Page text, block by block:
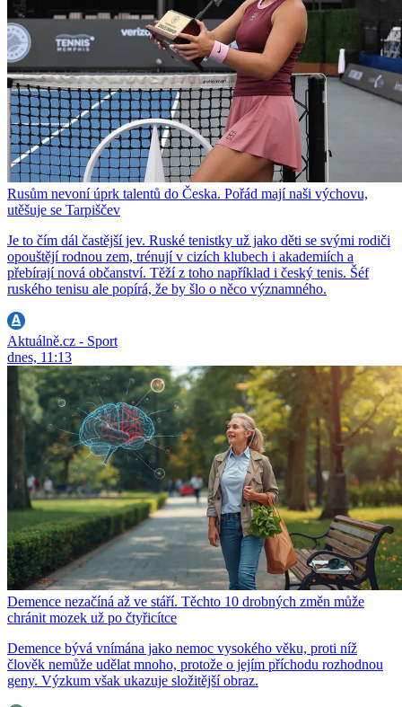
Rusům nevoní úprk talentů do Česka. Pořád mají naši výchovu,
utěšuje se Tarpiščev
Je to čím dál častější jev. Ruské tenistky už jako děti se svými rodiči
opouštějí rodnou zem, trénují v cizích klubech i akademiích a
přebírají nová občanství. Těží z toho například i český tenis. Šéf
ruského tenisu ale popírá, že by šlo o něco významného.
Aktuálně.cz - Sport
dnes, 11:13
Demence nezačíná až ve stáří. Těchto 10 drobných změn může
chránit mozek už po čtyřicítce
Demence bývá vnímána jako nemoc vysokého věku, proti níž
člověk nemůže udělat mnoho, protože o jejím příchodu rozhodnou
geny. Výzkum však ukazuje složitější obraz.